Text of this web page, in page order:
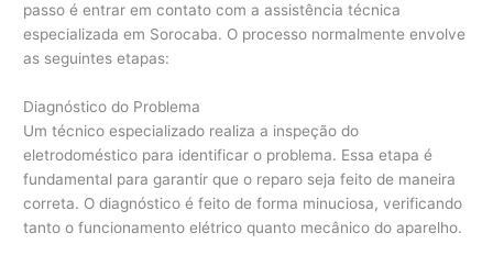
passo é entrar em contato com a assistência técnica
especializada em Sorocaba. O processo normalmente envolve
as seguintes etapas:
Diagnóstico do Problema
Um técnico especializado realiza a inspeção do
eletrodoméstico para identificar o problema. Essa etapa é
fundamental para garantir que o reparo seja feito de maneira
correta. O diagnóstico é feito de forma minuciosa, verificando
tanto o funcionamento elétrico quanto mecânico do aparelho.